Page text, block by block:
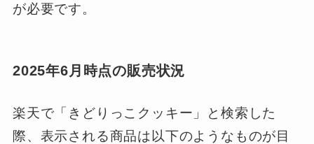
が必要です。
2025年6月時点の販売状況
楽天で「きどりっこクッキー」と検索した
際、表示される商品は以下のようなものが目